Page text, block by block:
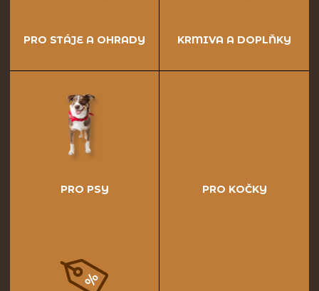
PRO STÁJE A OHRADY KRMIVA A DOPLŇKY
PRO PSY PRO KOČKY